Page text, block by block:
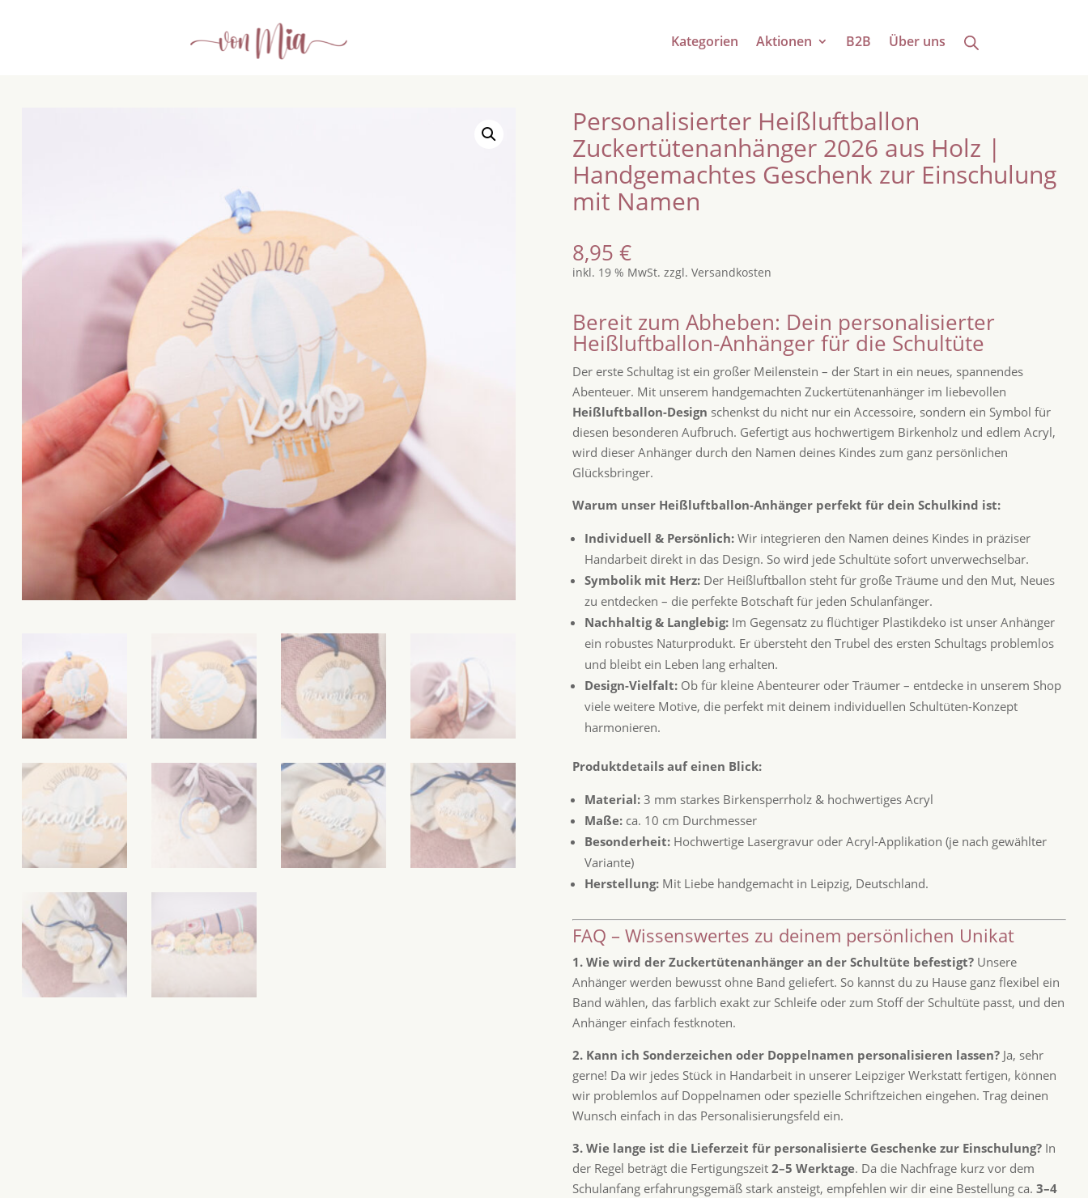
Kategorien Aktionen B2B Über uns
Personalisierter Heißluftballon
Zuckertütenanhänger 2026 aus Holz |
Handgemachtes Geschenk zur Einschulung
mit Namen
8,95€
inkl. 19 % MwSt. zzgl.Versandkosten
Bereit zum Abheben: Dein personalisierter
Heißluftballon-Anhänger für die Schultüte
Der erste Schultag ist ein großer Meilenstein – der Start in ein neues, spannendes
Abenteuer. Mit unserem handgemachten Zuckertütenanhänger im liebevollen
Heißluftballon-Design schenkst du nicht nur ein Accessoire, sondern ein Symbol für
diesen besonderen Aufbruch. Gefertigt aus hochwertigem Birkenholz und edlem Acryl,
wird dieser Anhänger durch den Namen deines Kindes zum ganz persönlichen
Glücksbringer.
Warum unser Heißluftballon-Anhänger perfekt für dein Schulkind ist:
Individuell & Persönlich: Wir integrieren den Namen deines Kindes in präziser
Handarbeit direkt in das Design. So wird jede Schultüte sofort unverwechselbar.
Symbolik mit Herz: Der Heißluftballon steht für große Träume und den Mut, Neues
zu entdecken – die perfekte Botschaft für jeden Schulanfänger.
Nachhaltig & Langlebig: Im Gegensatz zu flüchtiger Plastikdeko ist unser Anhänger
ein robustes Naturprodukt. Er übersteht den Trubel des ersten Schultags problemlos
und bleibt ein Leben lang erhalten.
Design-Vielfalt: Ob für kleine Abenteurer oder Träumer – entdecke in unserem Shop
viele weitere Motive, die perfekt mit deinem individuellen Schultüten-Konzept
harmonieren.
Produktdetails auf einen Blick:
Material: 3 mm starkes Birkensperrholz & hochwertiges Acryl
Maße: ca. 10 cm Durchmesser
Besonderheit: Hochwertige Lasergravur oder Acryl-Applikation (je nach gewählter
Variante)
Herstellung: Mit Liebe handgemacht in Leipzig, Deutschland.
FAQ – Wissenswertes zu deinem persönlichen Unikat
1. Wie wird der Zuckertütenanhänger an der Schultüte befestigt? Unsere
Anhänger werden bewusst ohne Band geliefert. So kannst du zu Hause ganz flexibel ein
Band wählen, das farblich exakt zur Schleife oder zum Stoff der Schultüte passt, und den
Anhänger einfach festknoten.
2. Kann ich Sonderzeichen oder Doppelnamen personalisieren lassen? Ja, sehr
gerne! Da wir jedes Stück in Handarbeit in unserer Leipziger Werkstatt fertigen, können
wir problemlos auf Doppelnamen oder spezielle Schriftzeichen eingehen. Trag deinen
Wunsch einfach in das Personalisierungsfeld ein.
3. Wie lange ist die Lieferzeit für personalisierte Geschenke zur Einschulung? In
der Regel beträgt die Fertigungszeit2–5 Werktage. Da die Nachfrage kurz vor dem
Schulanfang erfahrungsgemäß stark ansteigt, empfehlen wir dir eine Bestellung ca.3–4